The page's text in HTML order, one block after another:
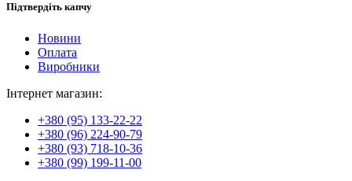
Підтвердіть капчу
Новини
Оплата
Виробники
Інтернет магазин:
+380 (95) 133-22-22
+380 (96) 224-90-79
+380 (93) 718-10-36
+380 (99) 199-11-00